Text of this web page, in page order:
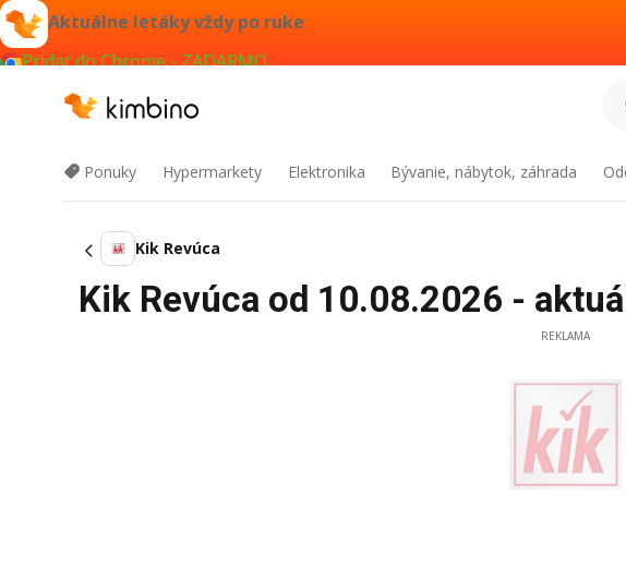
Aktuálne letáky vždy po ruke
Pridať do Chrome - ZADARMO
Ponuky Hypermarkety Elektronika Bývanie, nábytok, záhrada
Kik Revúca
Kik Revúca od 10.08.2026 -
REKLAMA